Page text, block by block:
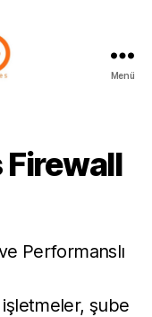
Menü
Performanslı
işletmeler, şube